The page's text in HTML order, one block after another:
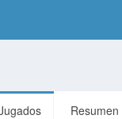
Resumen